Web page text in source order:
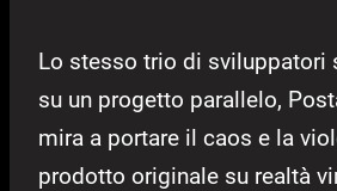
Lo stesso trio di sviluppatori
su un progetto parallelo,
mira a portare il caos e la
prodotto originale su realtà